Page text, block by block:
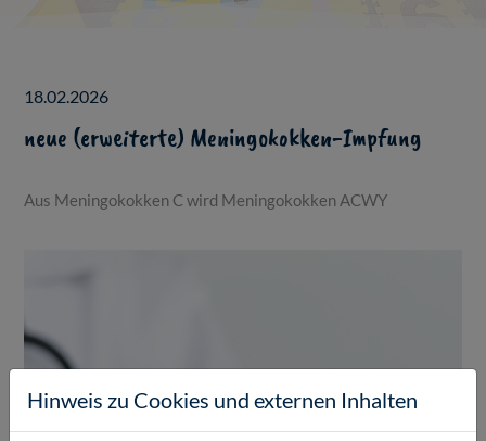
18.02.2026
neue (erweiterte) Meningokokken-Impfung
Aus Meningokokken C wird Meningokokken ACWY
Hinweis zu Cookies und externen Inhalten